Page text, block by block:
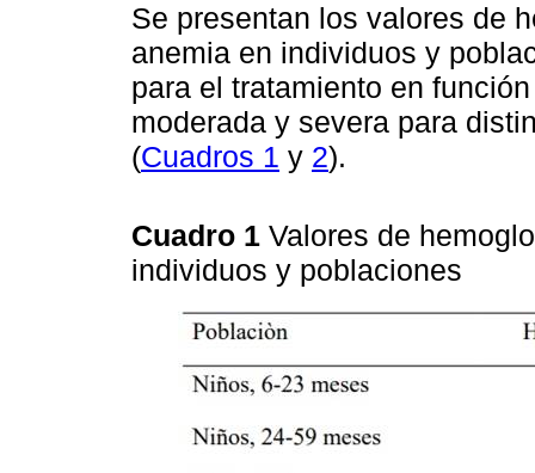
Se presentan los valores de
anemia en individuos y
para el tratamiento en
moderada y severa para
(Cuadros 1 y 2).
Cuadro 1 Valores de
individuos y poblaciones